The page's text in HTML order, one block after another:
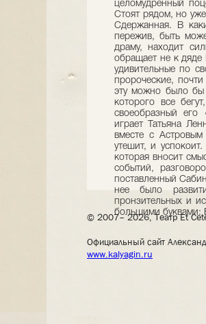
© 2007– 2026, Театр Et
Официальный сайт
www.kalyagin.ru